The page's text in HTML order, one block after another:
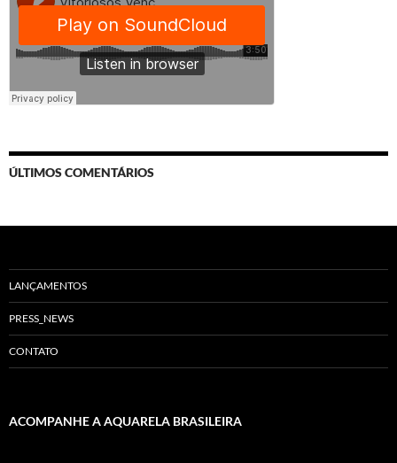
ÚLTIMOS COMENTÁRIOS
LANÇAMENTOS
PRESS_NEWS
CONTATO
ACOMPANHE A AQUARELA BRASILEIRA